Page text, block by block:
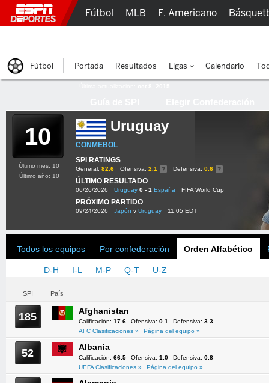
10 Uruguay
CONMEBOL
SPI RATINGS
General: 82.6 Ofensiva: 2.1 Defensiva: 0.6
ÚLTIMO RESULTADO
06/26/2026 Uruguay 0 - 1 España FIFA World Cup
PRÓXIMO PARTIDO
09/24/2026 Japón v Uruguay 11:05 EDT
Último mes: 10
Último año: 10
Todos los equipos Por confederación Orden Alfabético
D-H I-L M-P Q-T U-Z
SPI País
185 Afghanistan
Calificación: 17.6 Ofensiva: 0.1 Defensiva: 3.3
AFC Clasificaciones »
Página del equipo »
52 Albania
Calificación: 66.5 Ofensiva: 1.0 Defensiva: 0.8
UEFA Clasificaciones »
Página del equipo »
Fútbol MLB F. Americano
Fútbol Portada Resultados Ligas Calendario